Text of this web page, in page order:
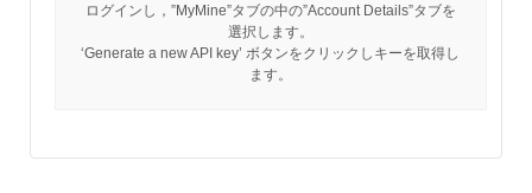
ログインし，”MyMine”タブの中の”Account Details”タブを
選択します。
‘Generate a new API key’ ボタンをクリックしキーを取得し
ます。